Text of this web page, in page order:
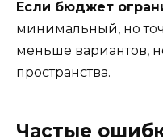
Если бюджет
минимальный, но
меньше вариантов,
пространства.
Частые